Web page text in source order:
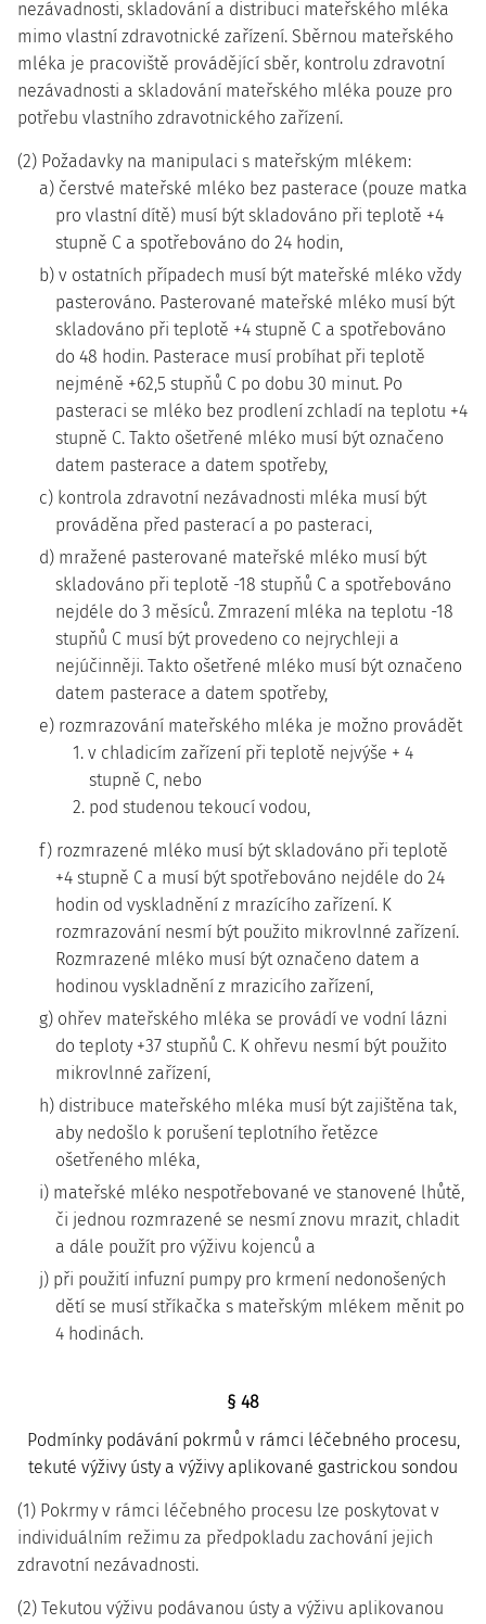
nezávadnosti, skladování a distribuci mateřského mléka
mimo vlastní zdravotnické zařízení. Sběrnou mateřského
mléka je pracoviště provádějící sběr, kontrolu zdravotní
nezávadnosti a skladování mateřského mléka pouze pro
potřebu vlastního zdravotnického zařízení.
(2) Požadavky na manipulaci s mateřským mlékem:
a) čerstvé mateřské mléko bez pasterace (pouze matka
pro vlastní dítě) musí být skladováno při teplotě +4
stupně C a spotřebováno do 24 hodin,
b) v ostatních případech musí být mateřské mléko vždy
pasterováno. Pasterované mateřské mléko musí být
skladováno při teplotě +4 stupně C a spotřebováno
do 48 hodin. Pasterace musí probíhat při teplotě
nejméně +62,5 stupňů C po dobu 30 minut. Po
pasteraci se mléko bez prodlení zchladí na teplotu +4
stupně C. Takto ošetřené mléko musí být označeno
datem pasterace a datem spotřeby,
c) kontrola zdravotní nezávadnosti mléka musí být
prováděna před pasterací a po pasteraci,
d) mražené pasterované mateřské mléko musí být
skladováno při teplotě -18 stupňů C a spotřebováno
nejdéle do 3 měsíců. Zmrazení mléka na teplotu -18
stupňů C musí být provedeno co nejrychleji a
nejúčinněji. Takto ošetřené mléko musí být označeno
datem pasterace a datem spotřeby,
e) rozmrazování mateřského mléka je možno provádět
1. v chladicím zařízení při teplotě nejvýše + 4
stupně C, nebo
2. pod studenou tekoucí vodou,
f) rozmrazené mléko musí být skladováno při teplotě
+4 stupně C a musí být spotřebováno nejdéle do 24
hodin od vyskladnění z mrazícího zařízení. K
rozmrazování nesmí být použito mikrovlnné zařízení.
Rozmrazené mléko musí být označeno datem a
hodinou vyskladnění z mrazicího zařízení,
g) ohřev mateřského mléka se provádí ve vodní lázni
do teploty +37 stupňů C. K ohřevu nesmí být použito
mikrovlnné zařízení,
h) distribuce mateřského mléka musí být zajištěna tak,
aby nedošlo k porušení teplotního řetězce
ošetřeného mléka,
i) mateřské mléko nespotřebované ve stanovené lhůtě,
či jednou rozmrazené se nesmí znovu mrazit, chladit
a dále použít pro výživu kojenců a
j) při použití infuzní pumpy pro krmení nedonošených
dětí se musí stříkačka s mateřským mlékem měnit po
4 hodinách.
§ 48
Podmínky podávání pokrmů v rámci léčebného procesu,
tekuté výživy ústy a výživy aplikované gastrickou sondou
(1) Pokrmy v rámci léčebného procesu lze poskytovat v
individuálním režimu za předpokladu zachování jejich
zdravotní nezávadnosti.
(2) Tekutou výživu podávanou ústy a výživu aplikovanou